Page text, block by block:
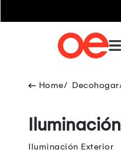
Decohogar
Iluminación Exterior